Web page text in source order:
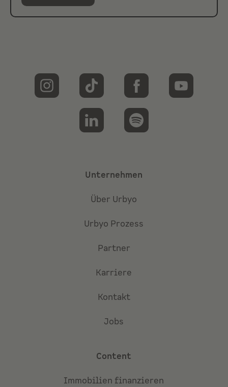
Unternehmen
Über Urbyo
Urbyo Prozess
Partner
Karriere
Kontakt
Jobs
Content
Immobilien finanzieren